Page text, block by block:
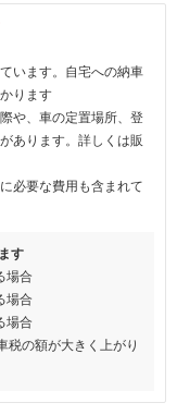
います。自宅への納車
ります
や、車の定置場所、登
あります。詳しくは販
必要な費用も含まれて
す
場合
場合
場合
税の額が大きく上がり